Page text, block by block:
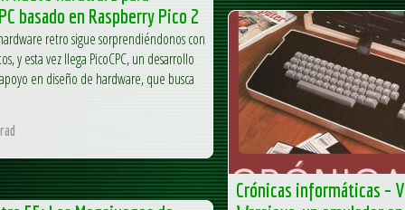
basado en Raspberry Pico 2
retro sigue sorprendiéndonos con
y esta vez llega PicoCPC, un desarrollo
en diseño de hardware, que busca
Crónicas informáticas –